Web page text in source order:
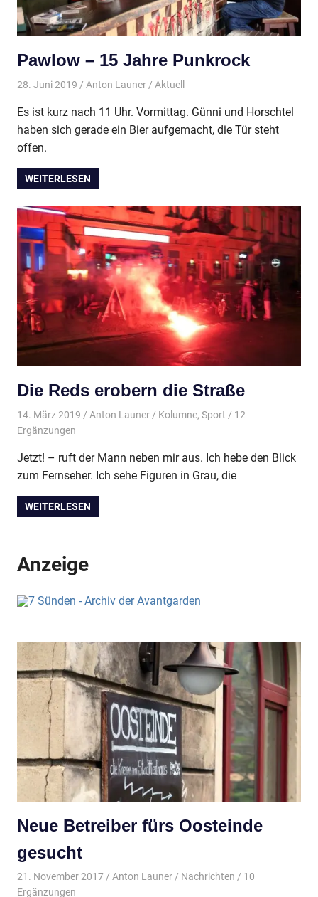
Pawlow – 15 Jahre Punkrock
28. Juni 2019 Anton Launer Aktuell
Es ist kurz nach 11 Uhr. Vormittag. Günni und Horschtel
haben sich gerade ein Bier aufgemacht, die Tür steht
offen.
WEITERLESEN
Die Reds erobern die Straße
14. März 2019 Anton Launer Kolumne, Sport / 12
Ergänzungen
Jetzt! – ruft der Mann neben mir aus. Ich hebe den Blick
zum Fernseher. Ich sehe Figuren in Grau, die
WEITERLESEN
Anzeige
Neue Betreiber fürs Oosteinde
gesucht
21. November 2017 Anton Launer Nachrichten / 10
Ergänzungen